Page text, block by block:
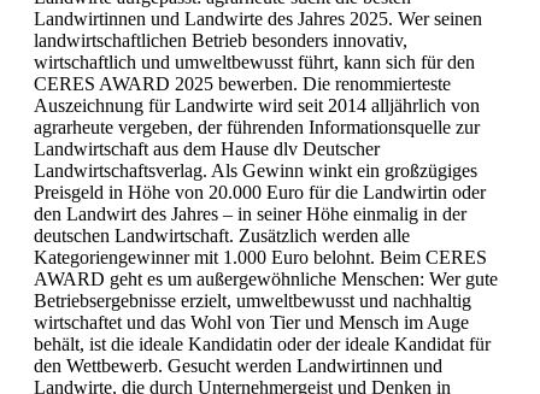
Landwirtinnen und Landwirte des Jahres 2025. Wer seinen
landwirtschaftlichen Betrieb besonders innovativ,
wirtschaftlich und umweltbewusst führt, kann sich für den
CERES AWARD 2025 bewerben. Die renommierteste
Auszeichnung für Landwirte wird seit 2014 alljährlich von
agrarheute vergeben, der führenden Informationsquelle zur
Landwirtschaft aus dem Hause dlv Deutscher
Landwirtschaftsverlag. Als Gewinn winkt ein großzügiges
Preisgeld in Höhe von 20.000 Euro für die Landwirtin oder
den Landwirt des Jahres – in seiner Höhe einmalig in der
deutschen Landwirtschaft. Zusätzlich werden alle
Kategoriengewinner mit 1.000 Euro belohnt. Beim CERES
AWARD geht es um außergewöhnliche Menschen: Wer gute
Betriebsergebnisse erzielt, umweltbewusst und nachhaltig
wirtschaftet und das Wohl von Tier und Mensch im Auge
behält, ist die ideale Kandidatin oder der ideale Kandidat für
den Wettbewerb. Gesucht werden Landwirtinnen und
Landwirte, die durch Unternehmergeist und Denken in